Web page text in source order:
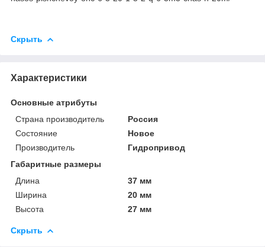
Скрыть
Характеристики
Основные атрибуты
Страна производитель
Россия
Состояние
Новое
Производитель
Гидропривод
Габаритные размеры
Длина
37 мм
Ширина
20 мм
Высота
27 мм
Скрыть